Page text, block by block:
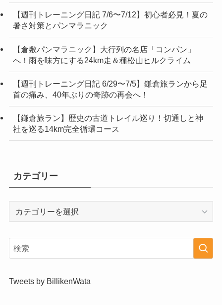
【週刊トレーニング日記 7/6〜7/12】初心者必見！夏の
暑さ対策とパンマラニック
【倉敷パンマラニック】大行列の名店「コンパン」
へ！雨を味方にする24km走＆種松山ヒルクライム
【週刊トレーニング日記 6/29〜7/5】鎌倉旅ランから足
首の痛み、40年ぶりの奇跡の再会へ！
【鎌倉旅ラン】歴史の古道トレイル巡り！切通しと神
社を巡る14km完全循環コース
カテゴリー
リ
ー
Tweets by BillikenWata